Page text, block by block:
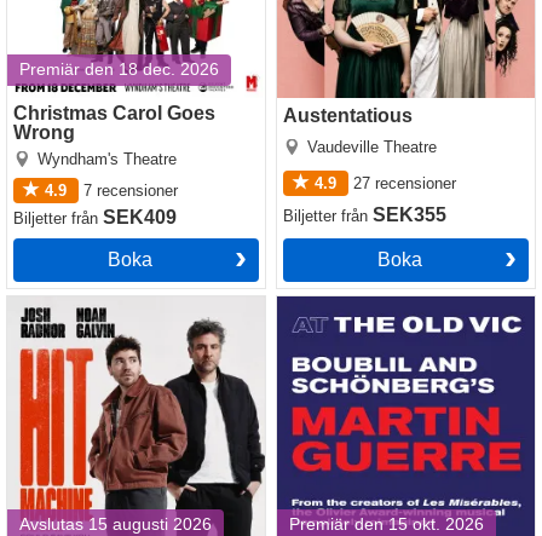
Premiär den 18 dec. 2026
Christmas Carol Goes
Wrong
Wyndham's Theatre
4.9
7 recensioner
Biljetter från SEK409
Boka
Austentatious
Vaudeville Theatre
4.9
27 recensioner
BiljetterfrånSEK355
Boka
Avslutas 15 augusti 2026
Hit Machine
Premiär den 15 okt. 2026